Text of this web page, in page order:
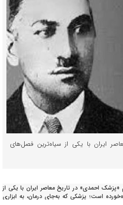
ایران با یکی از سیاه‌ترین فصل‌های
«پزشک احمدی» در تاریخ معاصر ایران با یکی از
است؛ پزشکی که به‌جای درمان، به ابزاری